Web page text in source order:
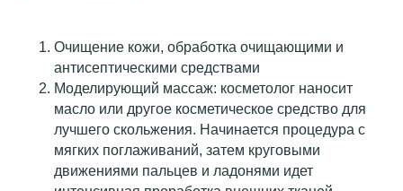
Очищение кожи, обработка очищающими и
антисептическими средствами
Моделирующий массаж: косметолог наносит
масло или другое косметическое средство для
лучшего скольжения. Начинается процедура с
мягких поглаживаний, затем круговыми
движениями пальцев и ладонями идет